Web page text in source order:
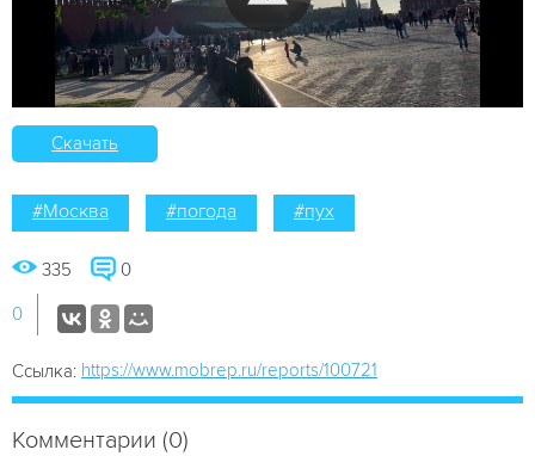
Скачать
#Москва #погода #пух
335 0
0
Ссылка: https://www.mobrep.ru/reports/100721
Комментарии (0)